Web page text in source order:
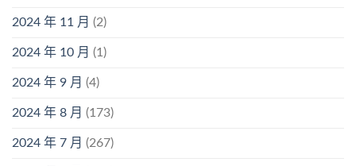
2024 年 11 月 (2)
2024 年 10 月 (1)
2024 年 9 月 (4)
2024 年 8 月 (173)
2024 年 7 月 (267)